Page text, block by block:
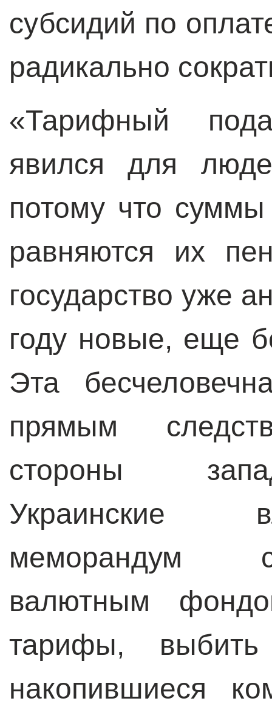
субсидий по
радикально
«Тарифный
явился для
потому что
равняются их
государство уже
году новые, еще
Эта
прямым
стороны
Украинские
меморандум
валютным
тарифы, выбить
накопившиеся